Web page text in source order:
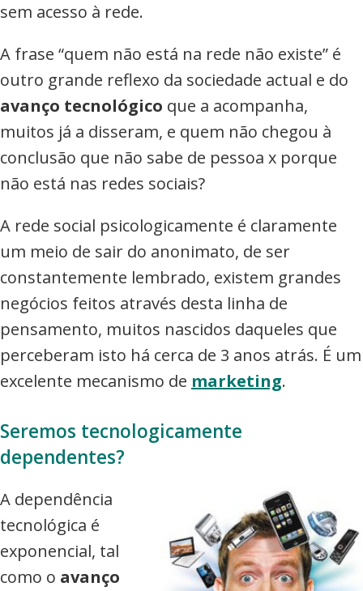
sem acesso à rede.
A frase “quem não está na rede não existe” é
outro grande reflexo da sociedade actual e do
avanço tecnológico que a acompanha,
muitos já a disseram, e quem não chegou à
conclusão que não sabe de pessoa x porque
não está nas redes sociais?
A rede social psicologicamente é claramente
um meio de sair do anonimato, de ser
constantemente lembrado, existem grandes
negócios feitos através desta linha de
pensamento, muitos nascidos daqueles que
perceberam isto há cerca de 3 anos atrás. É um
excelente mecanismo de marketing.
Seremos tecnologicamente
dependentes?
A dependência
tecnológica é
exponencial, tal
como o avanço